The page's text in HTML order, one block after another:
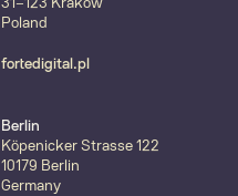
Poland
fortedigital.pl
Berlin
Köpenicker Strasse 122
10179 Berlin
Germany